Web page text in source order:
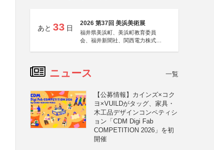
あと 33 日
2026 第37回 美浜美術展
福井県美浜町、美浜町教育委員
会、福井新聞社、関西電力株式会
ニュース 一覧
【公募情報】カインズ×コク
ヨ×VUILDがタッグ、家具・
木工品デザインコンペティシ
ョン「CDM Digi Fab
COMPETITION 2026」を初
開催